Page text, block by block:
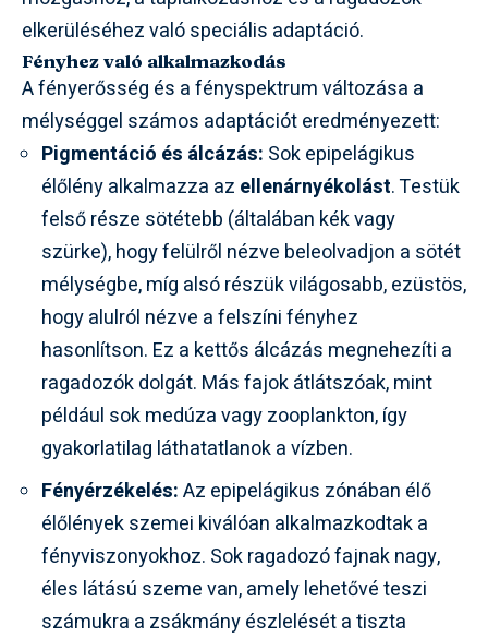
elkerüléséhez való speciális adaptáció.
Fényhez való alkalmazkodás
A fényerősség és a fényspektrum változása a
mélységgel számos adaptációt eredményezett:
Pigmentáció és álcázás: Sok epipelágikus
élőlény alkalmazza az ellenárnyékolást. Testük
felső része sötétebb (általában kék vagy
szürke), hogy felülről nézve beleolvadjon a sötét
mélységbe, míg alsó részük világosabb, ezüstös,
hogy alulról nézve a felszíni fényhez
hasonlítson. Ez a kettős álcázás megnehezíti a
ragadozók dolgát. Más fajok átlátszóak, mint
például sok medúza vagy zooplankton, így
gyakorlatilag láthatatlanok a vízben.
Fényérzékelés:Az epipelágikus zónában élő
élőlények szemei kiválóan alkalmazkodtak a
fényviszonyokhoz. Sok ragadozó fajnak nagy,
éles látású szeme van, amely lehetővé teszi
számukra a zsákmány észlelését a tiszta